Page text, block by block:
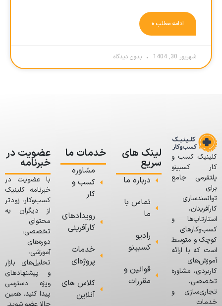
ادامه مطلب »
شهریور 30, 1404 بدون دیدگاه
کلینیک کسب و
کار کسبینو
پلتفرمی جامع
برای
توانمندسازی
کارآفرینان،
استارتاپ‌ها و
کسب‌وکارهای
کوچک و متوسط
است که با ارائه
آموزش‌های
کاربردی، مشاوره
تخصصی،
تجاری‌سازی و
خدمات
لینک های
سریع
درباره ما
تماس با
ما
رادیو
کسبینو
قوانین و
مقررات
خدمات ما
مشاوره
کسب و
کار
رویدادهای
کارآفرینی
خدمات
پروژه‌ای
کلاس های
آنلاین
عضویت در
خبرنامه
با عضویت در
خبرنامه کلینیک
کسب‌وکار، زودتر
از دیگران به
محتوای
تخصصی،
دوره‌های
آموزشی،
تحلیل‌های بازار
و پیشنهادهای
ویژه دسترسی
پیدا کنید. همین